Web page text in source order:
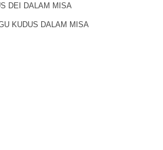
DEI DALAM MISA
KUDUS DALAM MISA